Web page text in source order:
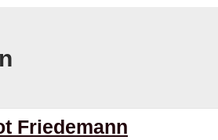
Friedemann